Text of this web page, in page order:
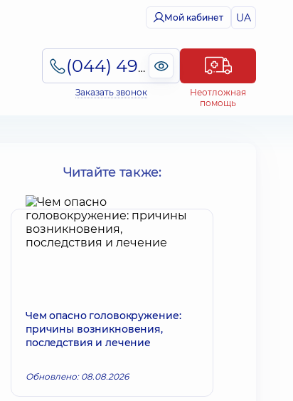
Мой кабинет UA
(044) 495-2-888
Заказать звонок
Неотложная
помощь
Читайте также:
Чем опасно головокружение:
причины возникновения,
последствия и лечение
Обновлено: 08.08.2026